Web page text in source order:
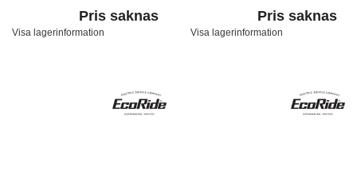
Pris saknas
Visa lagerinformation
Pris saknas
Visa lagerinformation